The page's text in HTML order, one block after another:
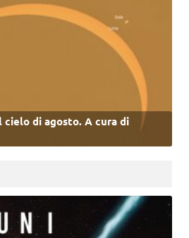
cielo di agosto. A cura di